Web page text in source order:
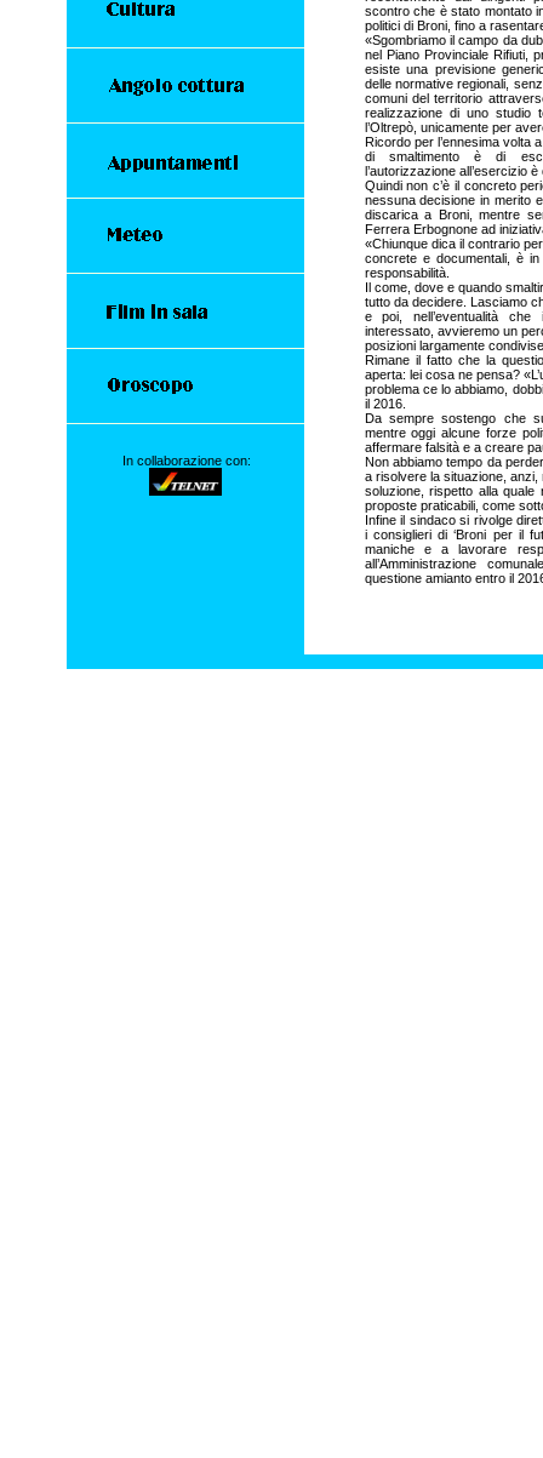
In collaborazione con:
scontro che è stato montato
politici di Broni, fino a
«Sgombriamo il campo da
nel Piano Provinciale Rifiuti,
esiste una previsione
delle normative regionali,
comuni del territorio
realizzazione di uno studio
l’Oltrepò, unicamente per
Ricordo per l’ennesima volta
di smaltimento è di
l’autorizzazione all’esercizio
Quindi non c’è il concreto
nessuna decisione in merito
discarica a Broni, mentre
Ferrera Erbognone ad
«Chiunque dica il contrario
concrete e documentali, è
responsabilità.
Il come, dove e quando
tutto da decidere. Lasciamo
e poi, nell’eventualità
interessato, avvieremo un
posizioni largamente
Rimane il fatto che la
aperta: lei cosa ne pensa?
problema ce lo abbiamo,
il 2016.
Da sempre sostengo che
mentre oggi alcune forze
affermare falsità e a creare
Non abbiamo tempo da
a risolvere la situazione,
soluzione, rispetto alla
proposte praticabili, come
Infine il sindaco si rivolge
i consiglieri di ‘Broni per il
maniche e a lavorare
all’Amministrazione
questione amianto entro il